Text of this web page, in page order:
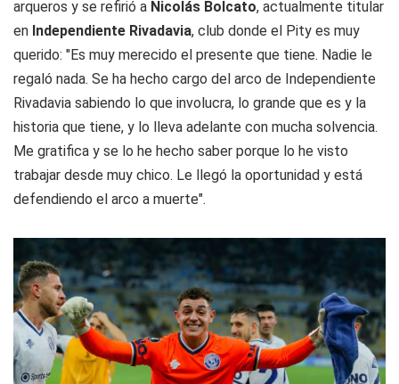
arqueros y se refirió a Nicolás Bolcato, actualmente titular
en Independiente Rivadavia, club donde el Pity es muy
querido: "Es muy merecido el presente que tiene. Nadie le
regaló nada. Se ha hecho cargo del arco de Independiente
Rivadavia sabiendo lo que involucra, lo grande que es y la
historia que tiene, y lo lleva adelante con mucha solvencia.
Me gratifica y se lo he hecho saber porque lo he visto
trabajar desde muy chico. Le llegó la oportunidad y está
defendiendo el arco a muerte".